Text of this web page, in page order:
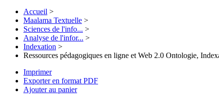
Accueil >
Maalama Textuelle >
Sciences de l'info... >
Analyse de l'infor... >
Indexation >
Ressources pédagogiques en ligne et Web 2.0 Ontologie,
Imprimer
Exporter en format PDF
Ajouter au panier